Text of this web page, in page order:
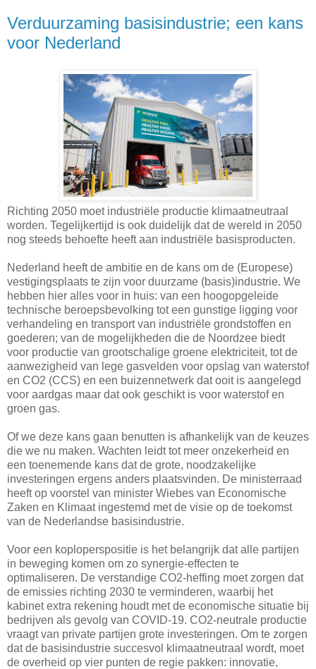
Verduurzaming basisindustrie; een kans
voor Nederland
Richting 2050 moet industriële productie klimaatneutraal
worden. Tegelijkertijd is ook duidelijk dat de wereld in 2050
nog steeds behoefte heeft aan industriële basisproducten.
Nederland heeft de ambitie en de kans om de (Europese)
vestigingsplaats te zijn voor duurzame (basis)industrie. We
hebben hier alles voor in huis: van een hoogopgeleide
technische beroepsbevolking tot een gunstige ligging voor
verhandeling en transport van industriële grondstoffen en
goederen; van de mogelijkheden die de Noordzee biedt
voor productie van grootschalige groene elektriciteit, tot de
aanwezigheid van lege gasvelden voor opslag van waterstof
en CO2 (CCS) en een buizennetwerk dat ooit is aangelegd
voor aardgas maar dat ook geschikt is voor waterstof en
groen gas.
Of we deze kans gaan benutten is afhankelijk van de keuzes
die we nu maken. Wachten leidt tot meer onzekerheid en
een toenemende kans dat de grote, noodzakelijke
investeringen ergens anders plaatsvinden. De ministerraad
heeft op voorstel van minister Wiebes van Economische
Zaken en Klimaat ingestemd met de visie op de toekomst
van de Nederlandse basisindustrie.
Voor een koploperspositie is het belangrijk dat alle partijen
in beweging komen om zo synergie-effecten te
optimaliseren. De verstandige CO2-heffing moet zorgen dat
de emissies richting 2030 te verminderen, waarbij het
kabinet extra rekening houdt met de economische situatie bij
bedrijven als gevolg van COVID-19. CO2-neutrale productie
vraagt van private partijen grote investeringen. Om te zorgen
dat de basisindustrie succesvol klimaatneutraal wordt, moet
de overheid op vier punten de regie pakken: innovatie,